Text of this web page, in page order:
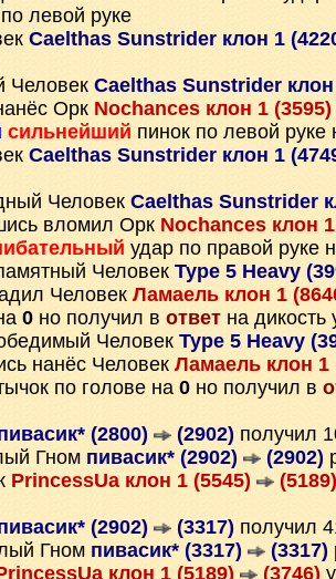
по левой руке
Caelthas Sunstrider клон 1
Человек Caelthas Sunstrider
Орк Nochances клон 1 (3595)
сильнейший пинок по левой руке
Caelthas Sunstrider клон 1
Человек Caelthas Sunstrider
вломил Орк Nochances клон
удар по правой руке
Человек Type 5 Heavy
Человек Ламаель клон 1
0 но получил в ответ на
Человек Type 5 Heavy
нанёс Человек Ламаель клон 1
по голове на 0 но получил в
(2800) (2902) получил
Гном пивасик* (2902) (2902)
PrincessUa клон 1 (5545)
(5189)
(2902) (3317) получил
Гном пивасик* (3317) (3317)
клон 1 (5189) (3746)